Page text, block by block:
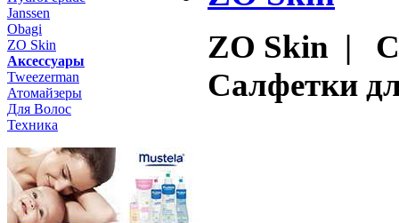
Janssen
Obagi
ZO Skin
Aксессуары
Tweezerman
Атомайзеры
Для Волос
Техника
ZO Skin |
Салфетки